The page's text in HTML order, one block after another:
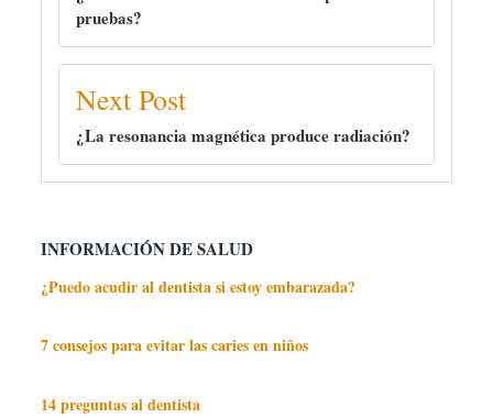
pruebas?
Next Post
¿La resonancia magnética produce radiación?
INFORMACIÓN DE SALUD
¿Puedo acudir al dentista si estoy embarazada?
7 consejos para evitar las caries en niños
14 preguntas al dentista